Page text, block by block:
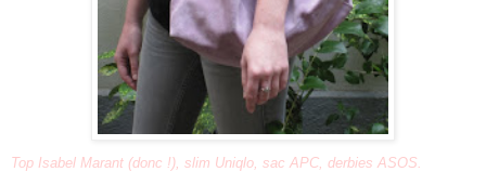
Top Isabel Marant (donc !), slim Uniqlo, sac APC, derbies ASOS.